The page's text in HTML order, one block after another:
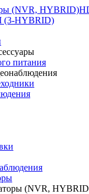
(NVR, HYBRID)
(3-HYBRID)
питания
(NVR,